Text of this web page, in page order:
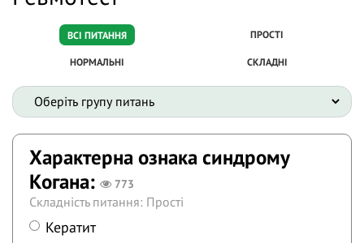
ВСІ ПИТАННЯ ПРОСТІ
НОРМАЛЬНІ СКЛАДНІ
Характерна ознака синдрому
Когана:
773
Складність питання: Прості
Кератит